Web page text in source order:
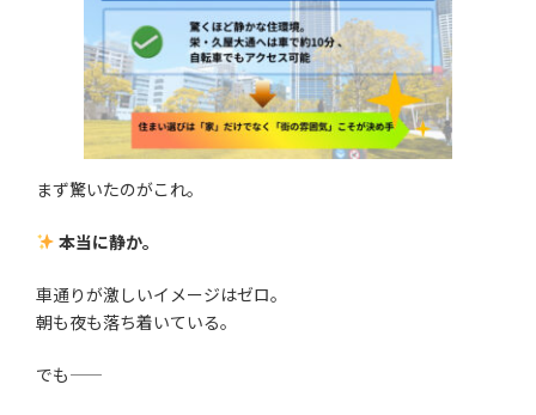
まず驚いたのがこれ。
本当に静か。
車通りが激しいイメージはゼロ。
朝も夜も落ち着いている。
でも――